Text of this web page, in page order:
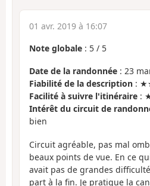
01 avr. 2019 à 16:07
Note globale : 5 / 5
Date de la randonnée : 23
Fiabilité de la description :
Facilité à suivre l'itinéraire :
Intérêt du circuit de
bien
Circuit agréable, pas mal
beaux points de vue. En ce
avait pas de grandes
part à la fin. Je pratique la